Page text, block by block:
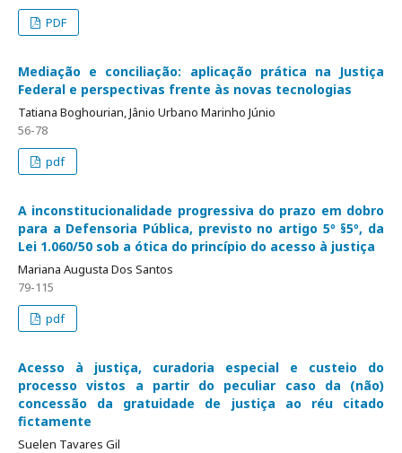
PDF
Mediação e conciliação: aplicação prática na Justiça
Federal e perspectivas frente às novas tecnologias
Tatiana Boghourian, Jânio Urbano Marinho Júnio
56-78
pdf
A inconstitucionalidade progressiva do prazo em dobro
para a Defensoria Pública, previsto no artigo 5º §5º, da
Lei 1.060/50 sob a ótica do princípio do acesso à justiça
Mariana Augusta Dos Santos
79-115
pdf
Acesso à justiça, curadoria especial e custeio do
processo vistos a partir do peculiar caso da (não)
concessão da gratuidade de justiça ao réu citado
fictamente
Suelen Tavares Gil